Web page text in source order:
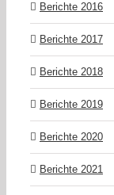
Berichte 2016
Berichte 2017
Berichte 2018
Berichte 2019
Berichte 2020
Berichte 2021